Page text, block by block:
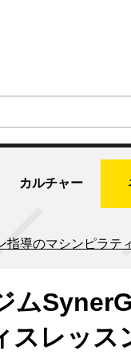
カルチャー
導のマシンピラ
ム
スレッス